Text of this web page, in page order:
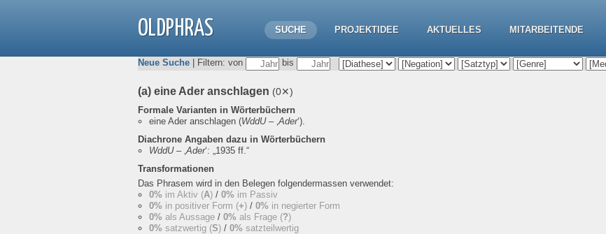
OLDPHRAS SUCHE PROJEKTIDEE AKTUELLES MITARBEITENDE
Neue Suche | Filtern: von bis
(a) eine Ader anschlagen (0✕)
Formale Varianten in Wörterbüchern
eine Ader anschlagen (WddU– ‚Ader‘).
Diachrone Angaben dazu in Wörterbüchern
WddU– ‚Ader‘: „1935 ff.“
Transformationen
Das Phrasem wird in den Belegen folgendermassen verwendet:
0% im Aktiv (A) / 0% im Passiv
0% in positiver Form (+) / 0% in negierter Form
0% als Aussage / 0% als Frage (?)
0% satzwertig (S) / 0% satzteilwertig